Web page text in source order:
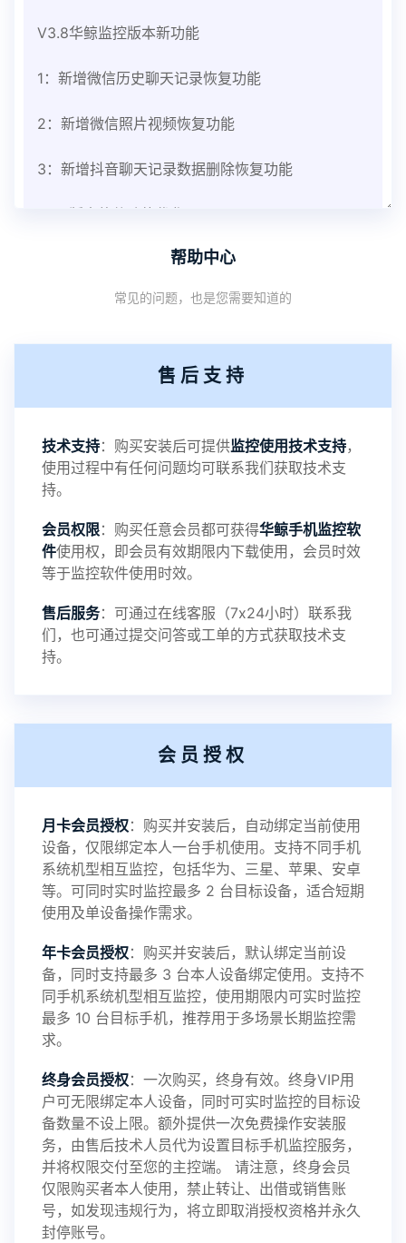
V3.8华鲸监控版本新功能
1：新增微信历史聊天记录恢复功能
2：新增微信照片视频恢复功能
3：新增抖音聊天记录数据删除恢复功能
1：优化监控终端从当前监控界面切换其他被控端手
机设备响应慢问题
4：优化离线云储存服务器相册照片文件夹路径问题
5：优化关闭监控后离线设置云储存对方微信聊天记
录文件改为自定义文件名称
提示：
提示1：为避免异常风险情况，传输对方手机数据文
件至本地请先切换代理网络
鲸监控存在的问题与所需的更多功能，华鲸手机监
控将持续为您创造更优秀的监控APP
2025-01-13 V3.7
2024-10-08 V3.6
2024-03-16 V3.5
帮助中心
常见的问题，也是您需要知道的
售后支持
技术支持：购买安装后可提供监控使用技术支持，
使用过程中有任何问题均可联系我们获取技术支
持。
会员权限：购买任意会员都可获得华鲸手机监控软
件使用权，即会员有效期限内下载使用，会员时效
等于监控软件使用时效。
售后服务：可通过在线客服（7x24小时）联系我
们，也可通过提交问答或工单的方式获取技术支
持。
会员授权
月卡会员授权：购买并安装后，自动绑定当前使用
设备，仅限绑定本人一台手机使用。支持不同手机
系统机型相互监控，包括华为、三星、苹果、安卓
等。可同时实时监控最多 2 台目标设备，适合短期
使用及单设备操作需求。
年卡会员授权：购买并安装后，默认绑定当前设
备，同时支持最多 3 台本人设备绑定使用。支持不
同手机系统机型相互监控，使用期限内可实时监控
最多 10 台目标手机，推荐用于多场景长期监控需
求。
终身会员授权：一次购买，终身有效。终身VIP用
户可无限绑定本人设备，同时可实时监控的目标设
备数量不设上限。额外提供一次免费操作安装服
务，由售后技术人员代为设置目标手机监控服务，
并将权限交付至您的主控端。 请注意，终身会员
仅限购买者本人使用，禁止转让、出借或销售账
号，如发现违规行为，将立即取消授权资格并永久
封停账号。